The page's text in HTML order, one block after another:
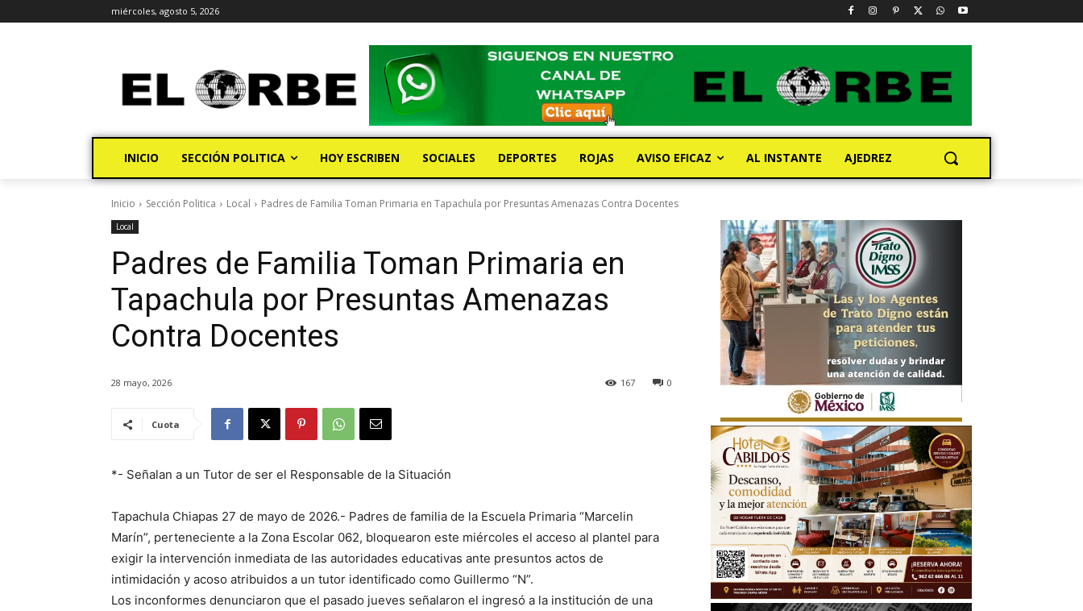
miércoles, agosto 5, 2026
INICIO SECCIÓN POLITICA HOY ESCRIBEN SOCIALES DEPORTES ROJAS AVISO EFICAZ AL INSTANTE AJEDREZ
Inicio Sección Politica Local Padres de Familia Toman Primaria en Tapachula por Presuntas Amenazas Contra Docentes
Local
Padres de Familia Toman Primaria en
Tapachula por Presuntas Amenazas
Contra Docentes
28 mayo, 2026 0
167
Cuota
*- Señalan a un Tutor de ser el Responsable de la Situación
Tapachula Chiapas 27 de mayo de 2026.- Padres de familia de la Escuela Primaria “Marcelin
Marín”, perteneciente a la Zona Escolar 062, bloquearon este miércoles el acceso al plantel para
exigir la intervención inmediata de las autoridades educativas ante presuntos actos de
intimidación y acoso atribuidos a un tutor identificado como Guillermo “N”.
Los inconformes denunciaron que el pasado jueves señalaron el ingresó a la institución de una